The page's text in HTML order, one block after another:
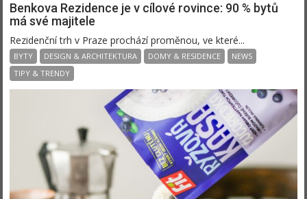
Benkova Rezidence je v cílové rovince: 90 % bytů
má své majitele
Rezidenční trh v Praze prochází proměnou, ve které...
BYTY DESIGN & ARCHITEKTURA DOMY & RESIDENCE
NEWS
TIPY & TRENDY